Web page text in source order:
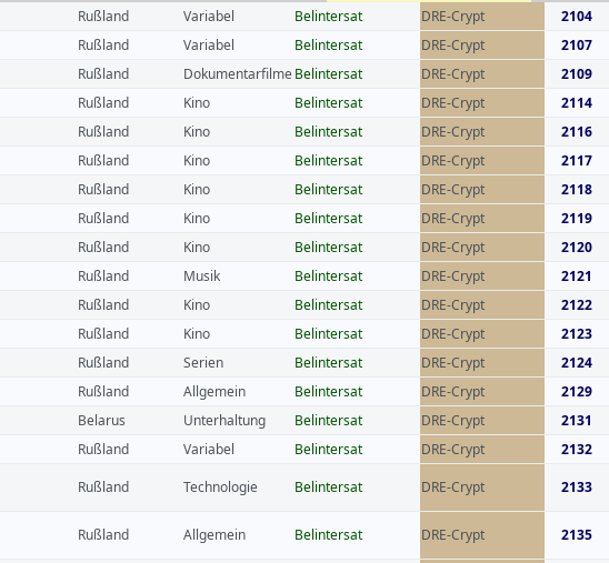
Rußland Variabel Belintersat DRE-Crypt 2104
Rußland Variabel Belintersat DRE-Crypt 2107
Rußland DokumentarfilmeBelintersat DRE-Crypt 2109
Rußland Kino Belintersat DRE-Crypt 2114
Rußland Kino Belintersat DRE-Crypt 2116
Rußland Kino Belintersat DRE-Crypt 2117
Rußland Kino Belintersat DRE-Crypt 2118
Rußland Kino Belintersat DRE-Crypt 2119
Rußland Kino Belintersat DRE-Crypt 2120
Rußland Musik Belintersat DRE-Crypt 2121
Rußland Kino Belintersat DRE-Crypt 2122
Rußland Kino Belintersat DRE-Crypt 2123
Rußland Serien Belintersat DRE-Crypt 2124
Rußland Allgemein Belintersat DRE-Crypt 2129
Belarus Unterhaltung Belintersat DRE-Crypt 2131
Rußland Variabel Belintersat DRE-Crypt 2132
Rußland Technologie Belintersat DRE-Crypt 2133
Rußland Allgemein Belintersat DRE-Crypt 2135